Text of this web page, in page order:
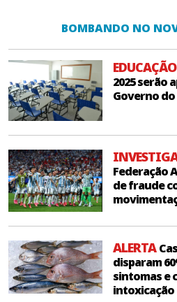
BOMBANDO NO
EDUCAÇÃO
2025 serão
Governo
Federação
de fraude
ALERTA
disparam
sintomas e
intoxicação